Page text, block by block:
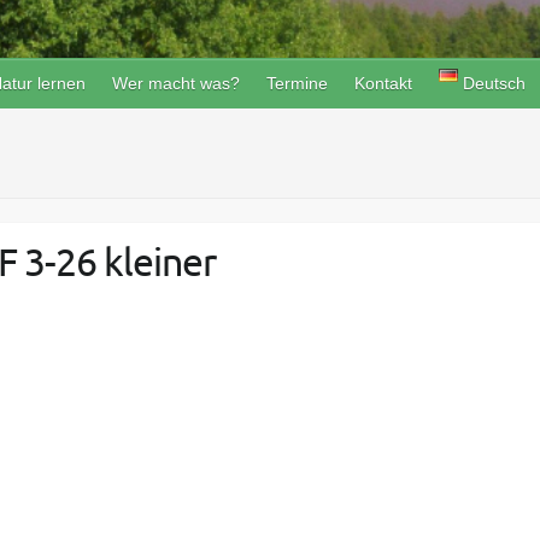
lernen Wer macht was? Termine Kontakt Deutsch
3-26 kleiner